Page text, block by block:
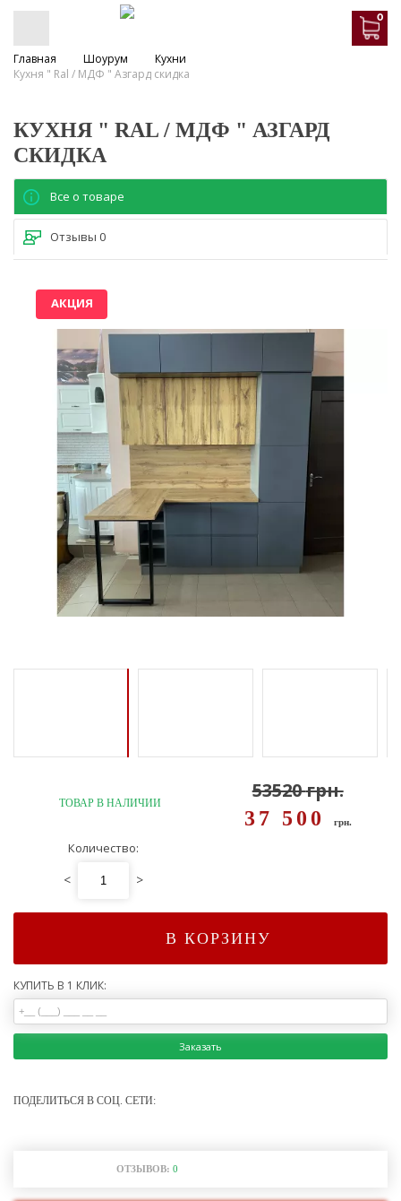
0
Главная Шоурум
Кухни
Кухня " Ral / МДФ " Азгард скидка
КУХНЯ " RAL / МДФ " АЗГАРД
СКИДКА
Все о товаре
Отзывы 0
АКЦИЯ
ТОВАР В НАЛИЧИИ
53520грн.
37 500 грн.
Количество:
< >
В КОРЗИНУ
КУПИТЬ В 1 КЛИК:
Заказать
ПОДЕЛИТЬСЯ В СОЦ. СЕТИ:
ОТЗЫВОВ: 0